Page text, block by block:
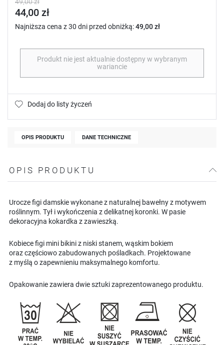
44,00 zł
Najniższa cena z 30 dni przed obniżką:49,00 zł
Produkt nie jest aktualnie dostępny w wybranym
wariancie
Dodaj do listy życzeń
OPIS PRODUKTU DANE TECHNICZNE
OPIS PRODUKTU
Urocze figi damskie wykonane z naturalnej bawełny z motywem
roślinnym. Tył i wykończenia z delikatnej koronki. W pasie
dekoracyjna kokardka z zawieszką.
Kobiece figi mini bikini z niski stanem, wąskim bokiem
oraz częściowo zabudowanych pośladkach. Projektowane
z myślą o zapewnieniu maksymalnego komfortu.
Opakowanie zawiera dwie sztuki zaprezentowanego produktu.